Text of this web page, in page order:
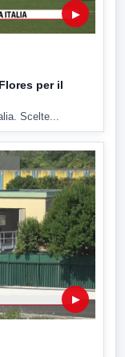
▶
per il
Scelte...
▶